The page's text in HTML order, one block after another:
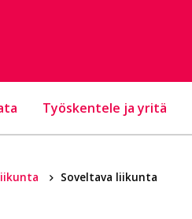
Työskentele ja yritä
Soveltava liikunta